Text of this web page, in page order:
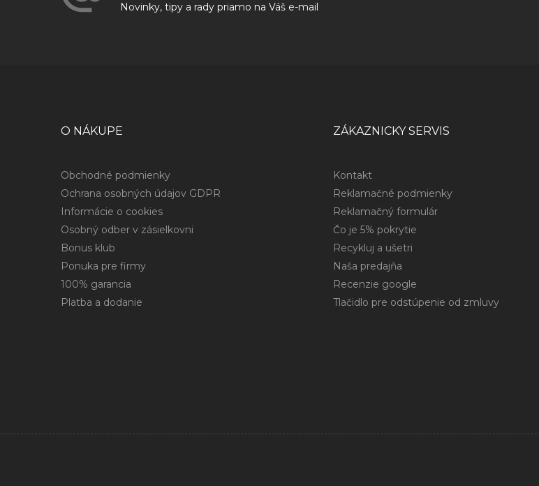
Novinky, tipy a rady priamo na Váš e-mail
O NÁKUPE
Obchodné podmienky
Ochrana osobných údajov GDPR
Informácie o cookies
Osobný odber v zásielkovni
Bonus klub
Ponuka pre firmy
100% garancia
Platba a dodanie
ZÁKAZNICKY SERVIS
Kontakt
Reklamačné podmienky
Reklamačný formulár
Čo je 5% pokrytie
Recykluj a ušetri
Naša predajňa
Recenzie google
Tlačidlo pre odstúpenie od zmluvy